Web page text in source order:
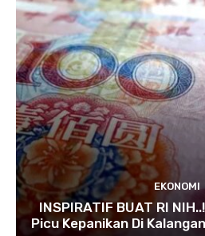
EKONOMI
INSPIRATIF BUAT RI
Picu Kepanikan Di